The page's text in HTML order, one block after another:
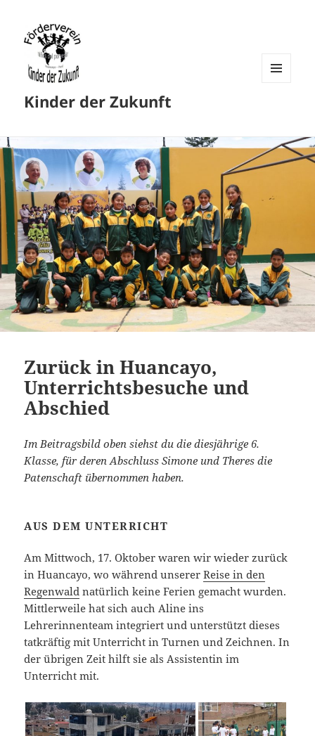
Kinder der Zukunft
Zurück in Huancayo,
Unterrichtsbesuche und
Abschied
Im Beitragsbild oben siehst du die diesjährige 6.
Klasse, für deren Abschluss Simone und Theres die
Patenschaft übernommen haben.
AUS DEM UNTERRICHT
Am Mittwoch, 17. Oktober waren wir wieder zurück
in Huancayo, wo während unsererReise in den
Regenwald natürlich keine Ferien gemacht wurden.
Mittlerweile hat sich auch Aline ins
Lehrerinnenteam integriert und unterstützt dieses
tatkräftig mit Unterricht in Turnen und Zeichnen. In
der übrigen Zeit hilft sie als Assistentin im
Unterricht mit.